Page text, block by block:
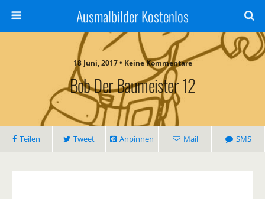
Ausmalbilder Kostenlos
18 Juni, 2017 • Keine Kommentare
Bob Der Baumeister 12
Teilen Tweet Anpinnen Mail SMS